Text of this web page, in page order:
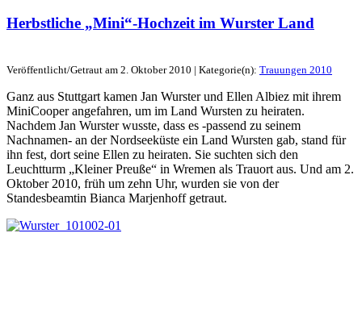
Herbstliche „Mini“-Hochzeit im Wurster Land
Veröffentlicht/Getraut am 2. Oktober 2010 | Kategorie(n): Trauungen 2010
Ganz aus Stuttgart kamen Jan Wurster und Ellen Albiez mit ihrem
MiniCooper angefahren, um im Land Wursten zu heiraten.
Nachdem Jan Wurster wusste, dass es -passend zu seinem
Nachnamen- an der Nordseeküste ein Land Wursten gab, stand für
ihn fest, dort seine Ellen zu heiraten. Sie suchten sich den
Leuchtturm „Kleiner Preuße“ in Wremen als Trauort aus. Und am 2.
Oktober 2010, früh um zehn Uhr, wurden sie von der
Standesbeamtin Bianca Marjenhoff getraut.